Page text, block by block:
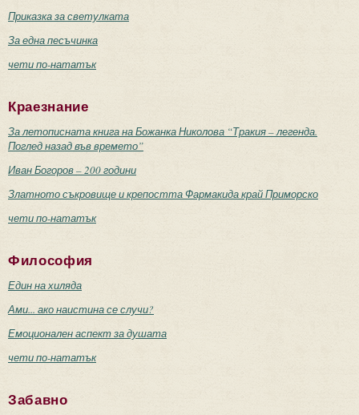
Приказка за светулката
За една песъчинка
чети по-нататък
Краезнание
За летописната книга на Божанка Николова “Тракия – легенда.
Поглед назад във времето”
Иван Богоров – 200 години
Златното съкровище и крепостта Фармакида край Приморско
чети по-нататък
Философия
Един на хиляда
Ами... ако наистина се случи?
Емоционален аспект за душата
чети по-нататък
Забавно